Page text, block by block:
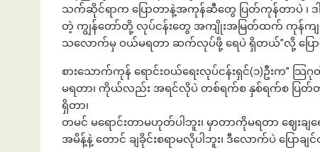
သက်ဆိုင်ရာက ပြောတာနဲ့အကုန်ဆီတွေ ပြတ်ကုန်တာပဲ
တဲ့ ကျွန်တော်တို့ လုပ်ငန်းတွေ အကျိုးအမြတ်ထက် ကုန်ကျစ
သလောက်မှ ဝယ်မရတာ ဆက်လုပ်ဖို့ ရေပဲ ရှိတယ်”လို့ ပြေ
စားသောက်ကုန် ရောင်းဝယ်ရေးလုပ်ငန်းရှင်(၁)ဦးက
မရတာ၊ ကိုယ်လည်း အရင်လိုပဲ တစ်ရက်စ နှစ်ရက်စ ပြတ်တ
ရှိတာ၊
တမင် မရောင်းတာမဟုတ်ပါဘူး၊ မှာတာကိုမရတာ ဈေးချ
အမိန့်နဲ့ တောင် ချခိုင်းစရာမလိုပါဘူး၊ ဒီလောက်ပဲ ပြောခ